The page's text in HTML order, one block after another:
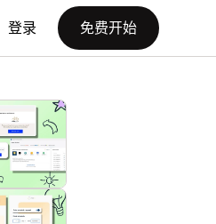
登录 免费开始